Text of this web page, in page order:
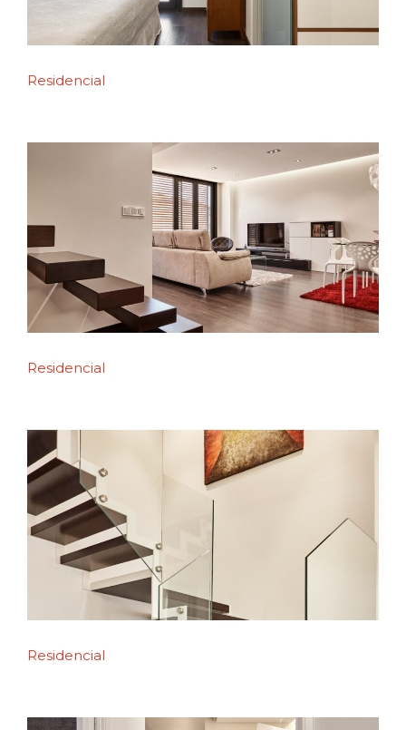
Residencial
Residencial
Residencial